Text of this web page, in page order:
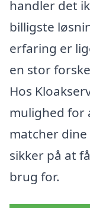
handler det
billigste
erfaring er
en stor
Hos
mulighed for
matcher
sikker på at
brug for.